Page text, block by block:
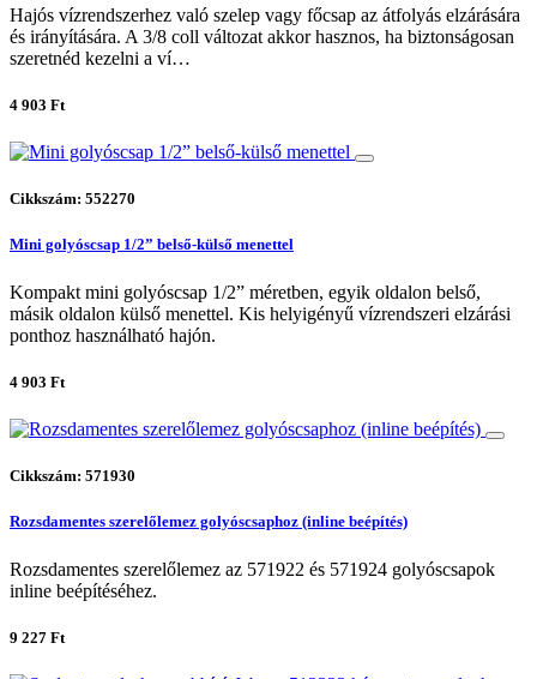
Hajós vízrendszerhez való szelep vagy főcsap az átfolyás elzárására
és irányítására. A 3/8 coll változat akkor hasznos, ha biztonságosan
szeretnéd kezelni a ví…
4 903 Ft
Cikkszám: 552270
Mini golyóscsap 1/2” belső-külső menettel
Kompakt mini golyóscsap 1/2” méretben, egyik oldalon belső,
másik oldalon külső menettel. Kis helyigényű vízrendszeri elzárási
ponthoz használható hajón.
4 903 Ft
Cikkszám: 571930
Rozsdamentes szerelőlemez golyóscsaphoz (inline beépítés)
Rozsdamentes szerelőlemez az 571922 és 571924 golyóscsapok
inline beépítéséhez.
9 227 Ft